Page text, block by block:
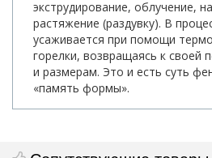
экструдирование, облучение,
растяжение (раздувку). В
усаживается при помощи
горелки, возвращаясь к своей
и размерам. Это и есть суть
«память формы».